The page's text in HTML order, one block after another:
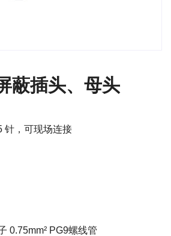
蔽插头、母头
针，可现场连接
0.75mm² PG9螺线管